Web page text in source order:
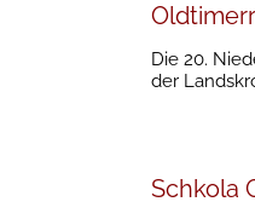
Die 20.
der
Schkola